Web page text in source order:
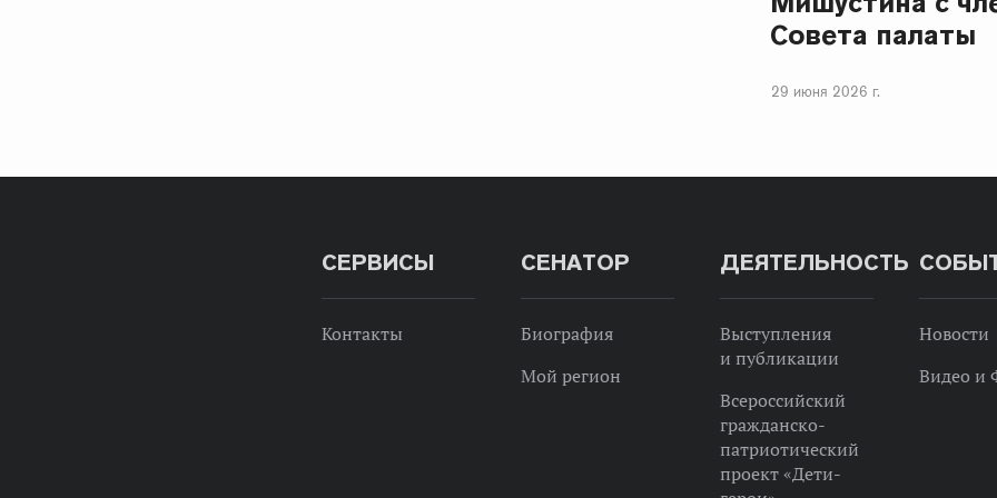
Совета палаты
29 июня 2026 г.
СЕРВИСЫ
Контакты
СЕНАТОР
Биография
Мой регион
ДЕЯТЕЛЬНОСТЬ
Выступления
и публикации
Всероссийский
гражданско-
патриотический
проект «Дети-
Новости
Видео и